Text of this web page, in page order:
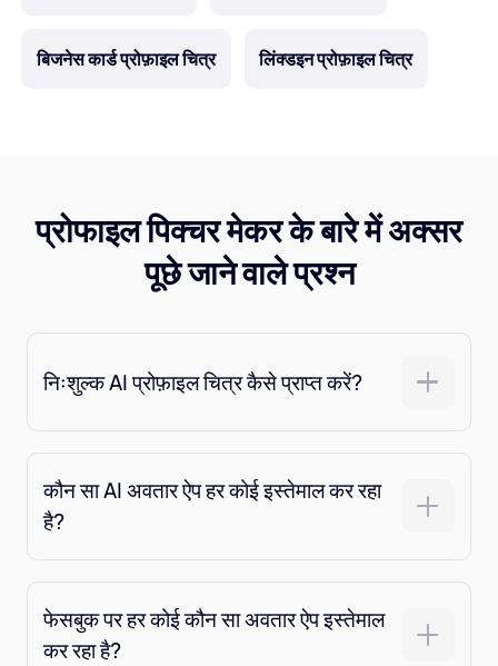
बिजनेस कार्ड प्रोफ़ाइल चित्र लिंक्डइन प्रोफ़ाइल चित्र
प्रोफाइल पिक्चर मेकर के बारे में अक्सर
पूछे जाने वाले प्रश्न
निःशुल्क AI प्रोफ़ाइल चित्र कैसे प्राप्त करें?
कौन सा AI अवतार ऐप हर कोई इस्तेमाल कर रहा
है?
फेसबुक पर हर कोई कौन सा अवतार ऐप इस्तेमाल
कर रहा है?